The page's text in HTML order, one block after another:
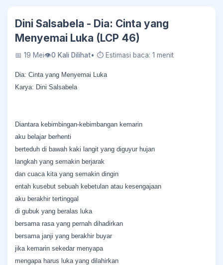
Dini Salsabela - Dia: Cinta yang
Menyemai Luka (LCP 46)
📅 19 Mei👁0 Kali Dilihat• ⏱ Estimasi baca: 1 menit
Dia: Cinta yang Menyemai Luka
Karya: Dini Salsabela
Diantara kebimbingan-kebimbangan kemarin
aku belajar berhenti
berteduh di bawah kaki langit yang diguyur hujan
langkah yang semakin berjarak
dan cuaca kita yang semakin dingin
entah kusebut sebuah kebetulan atau kesengajaan
aku berakhir tertinggal
di gubuk yang beralas luka
bersama rasa yang pernah dihadirkan
bersama janji yang berakhir buyar
jika kemarin sekedar menyapa
mengapa harus luka yang dilahirkan